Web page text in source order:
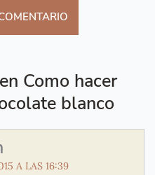
Como hacer
blanco
A LAS 16:39